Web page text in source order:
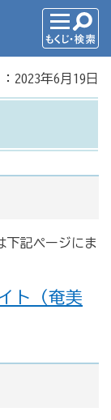
2023年6月19日
下記ページにま
ト（奄美